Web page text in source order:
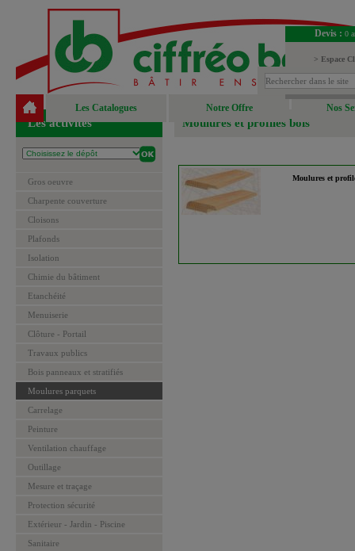
Devis : 0
> Espace
> Espace
Les Catalogues Notre Offre Nos
Les activités
Gros oeuvre
Charpente couverture
Cloisons
Plafonds
Isolation
Chimie du bâtiment
Etanchéité
Menuiserie
Clôture - Portail
Travaux publics
Bois panneaux et stratifiés
Moulures parquets
Carrelage
Peinture
Ventilation chauffage
Outillage
Mesure et traçage
Protection sécurité
Extérieur - Jardin - Piscine
Sanitaire
Moulures et profilés bois
Moulures et